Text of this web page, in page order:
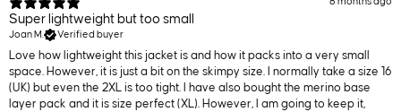
Super lightweight but too small
Joan M. Verified buyer
Love how lightweight this jacket is and how it packs into a very small
space. However, it is just a bit on the skimpy size. I normally take a size 16
(UK) but even the 2XL is too tight. I have also bought the merino base
layer pack and it is size perfect (XL). However, I am going to keep it,